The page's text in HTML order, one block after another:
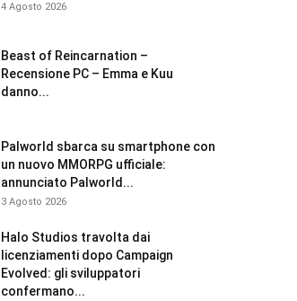
4 Agosto 2026
Beast of Reincarnation –
Recensione PC – Emma e Kuu
danno...
Palworld sbarca su smartphone con
un nuovo MMORPG ufficiale:
annunciato Palworld...
3 Agosto 2026
Halo Studios travolta dai
licenziamenti dopo Campaign
Evolved: gli sviluppatori
confermano...